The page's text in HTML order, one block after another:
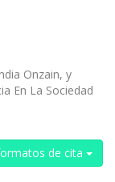
Onzain, y
En La Sociedad
de cita